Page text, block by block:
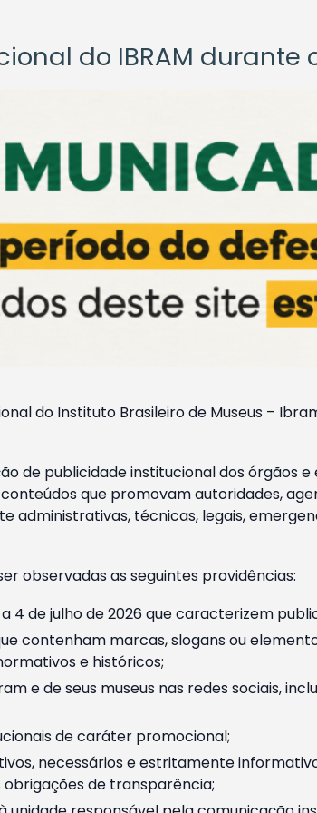
do IBRAM durante
do Instituto Brasileiro de Museus –
de publicidade institucional dos órgãos
que promovam autoridades,
técnicas, legais,
observadas as seguintes providências:
de julho de 2026 que caracterizem
contenham marcas, slogans ou
e históricos;
e de seus museus nas redes sociais,
de caráter promocional;
necessários e estritamente
de transparência;